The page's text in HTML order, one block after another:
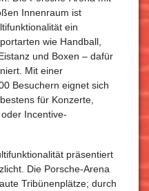
Innenraum ist
ein
wie Handball,
und Boxen – dafür
Mit einer
Besuchern eignet sich
für Konzerte,
Incentive-
präsentiert
Die Porsche-Arena
Tribünenplätze; durch